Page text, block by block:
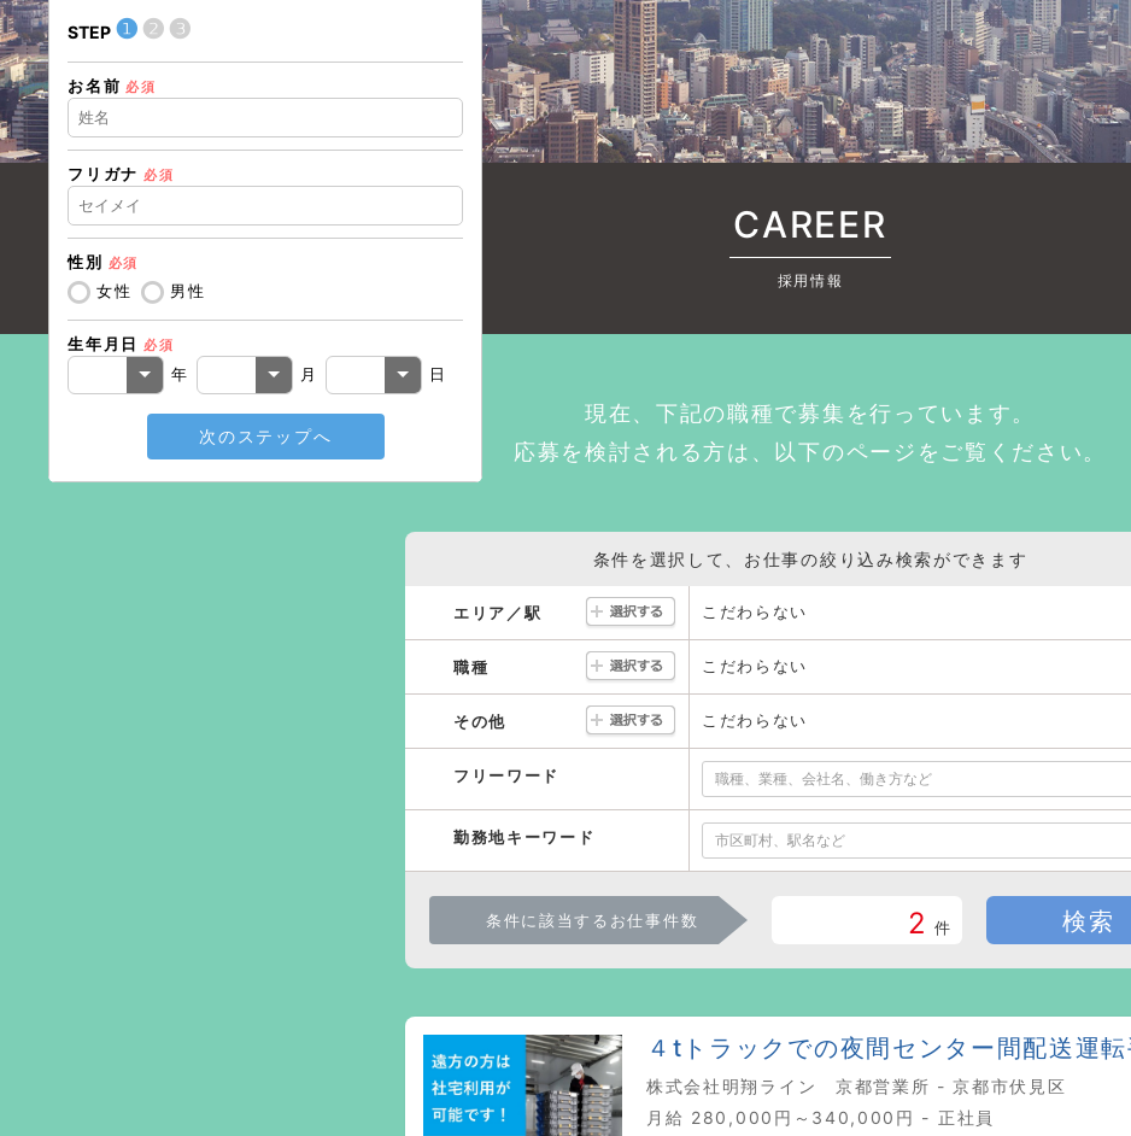
STEP ❶❷❸
お名前 必須
フリガナ 必須
性別 必須
女性 男性
生年月日 必須
年 月 日
次のステップへ
STEP❶❷❸
現在の職業 必須
メールアドレス 必須
STEP❶❷❸
希望職種・勤務地
採用状況によりご希望に添え
すので、ご了承ください。
CAREER
採用情報
現在、下記の職種で募集を行っています。
応募を検討される方は、以下のページをご覧ください。
条件を選択して、お仕事の絞り込み検索ができます
エリア／駅 こだわらない
職種 こだわらない
その他 こだわらない
フリーワード
勤務地キーワード
条件に該当するお仕事件数 2 件 検索
４tトラックでの夜間センター間配送運転
株式会社明翔ライン 京都営業所 - 京都市伏見区
月給 280,000円～340,000円 - 正社員